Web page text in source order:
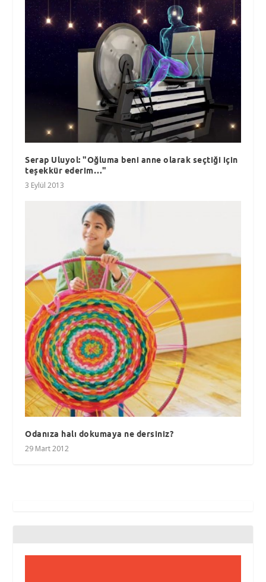
Serap Uluyol: "Oğluma beni anne olarak seçtiği için
teşekkür ederim…"
3 Eylül 2013
Odanıza halı dokumaya ne dersiniz?
29 Mart 2012